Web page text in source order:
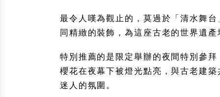
最令人嘆為觀止的，莫過於「清水舞
同精緻的裝飾，為這座古老的世界遺
特別推薦的是限定舉辦的夜間特別參
櫻花在夜幕下被燈光點亮，與古老建
迷人的氛圍。